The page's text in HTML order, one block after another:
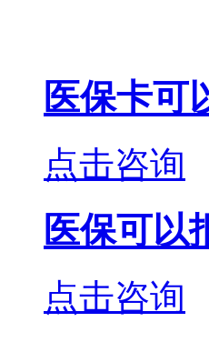
医保卡可
点击咨询
医保可以
点击咨询